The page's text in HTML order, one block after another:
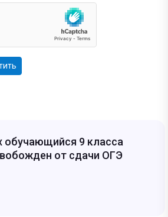
обучающийся 9 класса
от сдачи ОГЭ